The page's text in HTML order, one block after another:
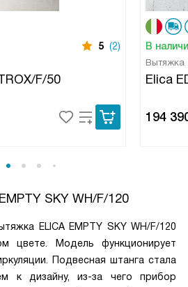
5 (2)
F/50
В
Вытяжка
Elica
194
EMPTY SKY WH/F/120
ELICA EMPTY SKY WH/F/120
цвете. Модель функционирует
Подвесная штанга стала
к дизайну, из-за чего прибор